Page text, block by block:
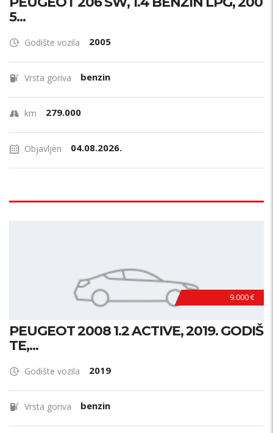
5...
Godište vozila 2005
Vrsta goriva benzin
km 279.000
Objavljen 04.08.2026.
9.000 €
PEUGEOT 2008 1.2 ACTIVE, 2019. GODIŠ
TE,...
Godište vozila 2019
Vrsta goriva benzin